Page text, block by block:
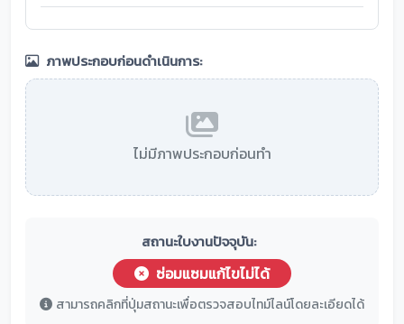
ภาพประกอบก่อนดำเนินการ:
ไม่มีภาพประกอบก่อนทำ
สถานะใบงานปัจจุบัน:
ซ่อมแซมแก้ไขไม่ได้
สามารถคลิกที่ปุ่มสถานะเพื่อตรวจสอบไทม์ไลน์โดยละเอียดได้